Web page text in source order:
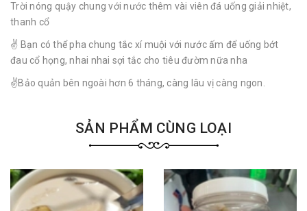
Trời nóng quậy chung với nước thêm vài viên đá uống giải nhiệt,
thanh cổ
✌️ Bạn có thể pha chung tắc xí muội với nước ấm để uống bớt
đau cổ họng, nhai nhai sợi tắc cho tiêu đườm nữa nha
✌️Bảo quản bên ngoài hơn 6 tháng, càng lâu vị càng ngon.
SẢN PHẨM CÙNG LOẠI